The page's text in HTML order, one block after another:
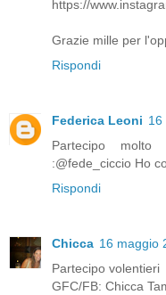
https://
Grazie mille per
Rispondi
Federica Leoni 16
Partecipo
:@fede_ciccio Ho
Rispondi
Chicca 16 maggio
Partecipo volentieri
GFC/FB: Chicca